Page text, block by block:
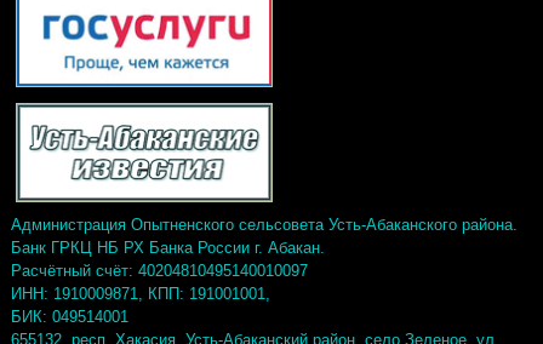
Администрация Опытненского сельсовета Усть-Абаканского района.
Банк ГРКЦ НБ РХ Банка России г. Абакан.
Расчётный счёт: 40204810495140010097
ИНН: 1910009871, КПП: 191001001,
БИК: 049514001
655132, респ. Хакасия, Усть-Абаканский район, село Зеленое, ул.